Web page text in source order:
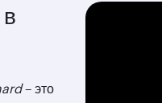
– это